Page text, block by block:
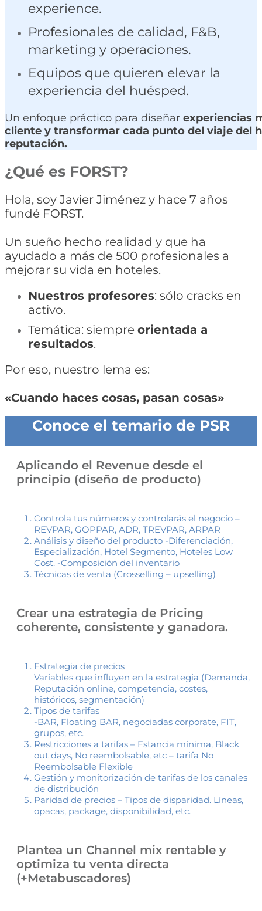
experience.
Profesionales de calidad, F&B,
marketing y operaciones.
Equipos que quieren elevar la
experiencia del huésped.
Un enfoque práctico para diseñar experiencias
cliente y transformar cada punto del viaje del
reputación.
¿Qué es FORST?
Hola, soy Javier Jiménez y hace 7 años
fundé FORST.
Un sueño hecho realidad y que ha
ayudado a más de 500 profesionales a
mejorar su vida en hoteles.
Nuestros profesores: sólo cracks en
activo.
Temática: siempre orientada a
resultados.
Por eso, nuestro lema es:
«Cuando haces cosas, pasan cosas»
Conoce el temario de PSR
Aplicando el Revenue desde el
principio (diseño de producto)
Controla tus números y controlarás el negocio –
REVPAR, GOPPAR, ADR, TREVPAR, ARPAR
Análisis y diseño del producto -Diferenciación,
Especialización, Hotel Segmento, Hoteles Low
Cost. -Composición del inventario
Técnicas de venta (Crosselling – upselling)
Crear una estrategia de Pricing
coherente, consistente y ganadora.
Estrategia de precios
Variables que influyen en la estrategia (Demanda,
Reputación online, competencia, costes,
históricos, segmentación)
Tipos de tarifas
-BAR, Floating BAR, negociadas corporate, FIT,
grupos, etc.
Restricciones a tarifas – Estancia mínima, Black
out days, No reembolsable, etc – tarifa No
Reembolsable Flexible
Gestión y monitorización de tarifas de los canales
de distribución
Paridad de precios – Tipos de disparidad. Líneas,
opacas, package, disponibilidad, etc.
Plantea un Channel mix rentable y
optimiza tu venta directa
(+Metabuscadores)